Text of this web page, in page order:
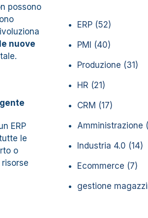
possono
nuove
ERP
le
o
ERP (52)
PMI (40)
Produzione (31)
HR (21)
CRM (17)
Amministrazione
Industria 4.0 (14)
Ecommerce (7)
gestione